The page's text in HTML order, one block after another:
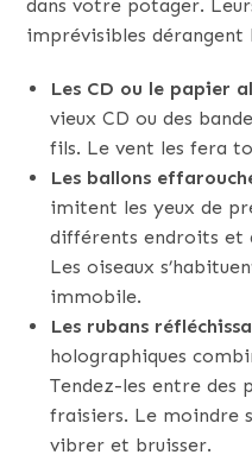
dans votre potager.
imprévisibles dérangent
Les CD ou le papier
vieux CD ou des
fils. Le vent les fera
Les ballons
imitent les yeux de
différents endroits et
Les oiseaux
immobile.
Les rubans
holographiques
Tendez-les entre des
fraisiers. Le moindre
vibrer et bruisser.